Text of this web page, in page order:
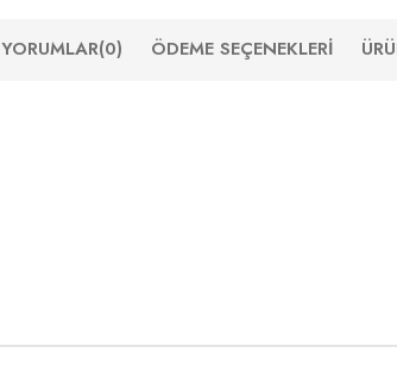
YORUMLAR(0) ÖDEME SEÇENEKLERI